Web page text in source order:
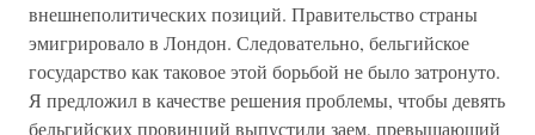
внешнеполитических позиций. Правительство страны
эмигрировало в Лондон. Следовательно, бельгийское
государство как таковое этой борьбой не было затронуто.
Я предложил в качестве решения проблемы, чтобы девять
бельгийских провинций выпустили заем, превышающий